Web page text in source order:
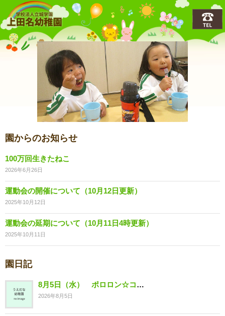
上田名(うえだな)幼稚園
園からのお知らせ
100万回生きたねこ
2026年6月26日
運動会の開催について（10月12日更新）
2025年10月12日
運動会の延期について（10月11日4時更新）
2025年10月11日
園日記
8月5日（水） ポロロン☆コンサート
2026年8月5日